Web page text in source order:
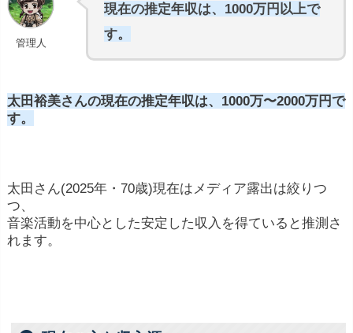
管理人
現在の推定年収は、1000万円以上で
す。
太田裕美さんの現在の推定年収は、1000万〜2000万円で
す。
太田さん(2025年・70歳)現在はメディア露出は絞りつ
つ、
音楽活動を中心とした安定した収入を得ていると推測さ
れます。